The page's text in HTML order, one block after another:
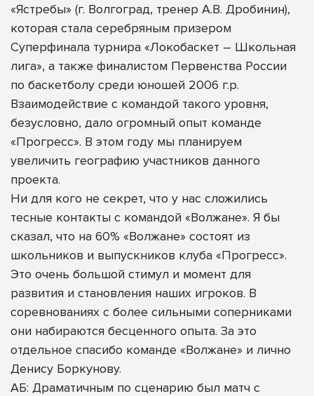
«Ястребы» (г. Волгоград, тренер А.В. Дробинин),
которая стала серебряным призером
Суперфинала турнира «Локобаскет – Школьная
лига», а также финалистом Первенства России
по баскетболу среди юношей 2006 г.р.
Взаимодействие с командой такого уровня,
безусловно, дало огромный опыт команде
«Прогресс». В этом году мы планируем
увеличить географию участников данного
проекта.
Ни для кого не секрет, что у нас сложились
тесные контакты с командой «Волжане». Я бы
сказал, что на 60% «Волжане» состоят из
школьников и выпускников клуба «Прогресс».
Это очень большой стимул и момент для
развития и становления наших игроков. В
соревнованиях с более сильными соперниками
они набираются бесценного опыта. За это
отдельное спасибо команде «Волжане» и лично
Денису Боркунову.
АБ: Драматичным по сценарию был матч с